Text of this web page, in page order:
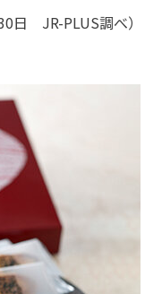
ケット
とへお届けするサ
日 JR-PLUS調べ）